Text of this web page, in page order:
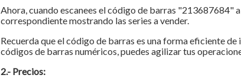
Ahora, cuando escanees el código de barras "213687684"
correspondiente mostrando las series a vender.
Recuerda que el código de barras es una forma eficiente
códigos de barras numéricos, puedes agilizar tus
2.- Precios: